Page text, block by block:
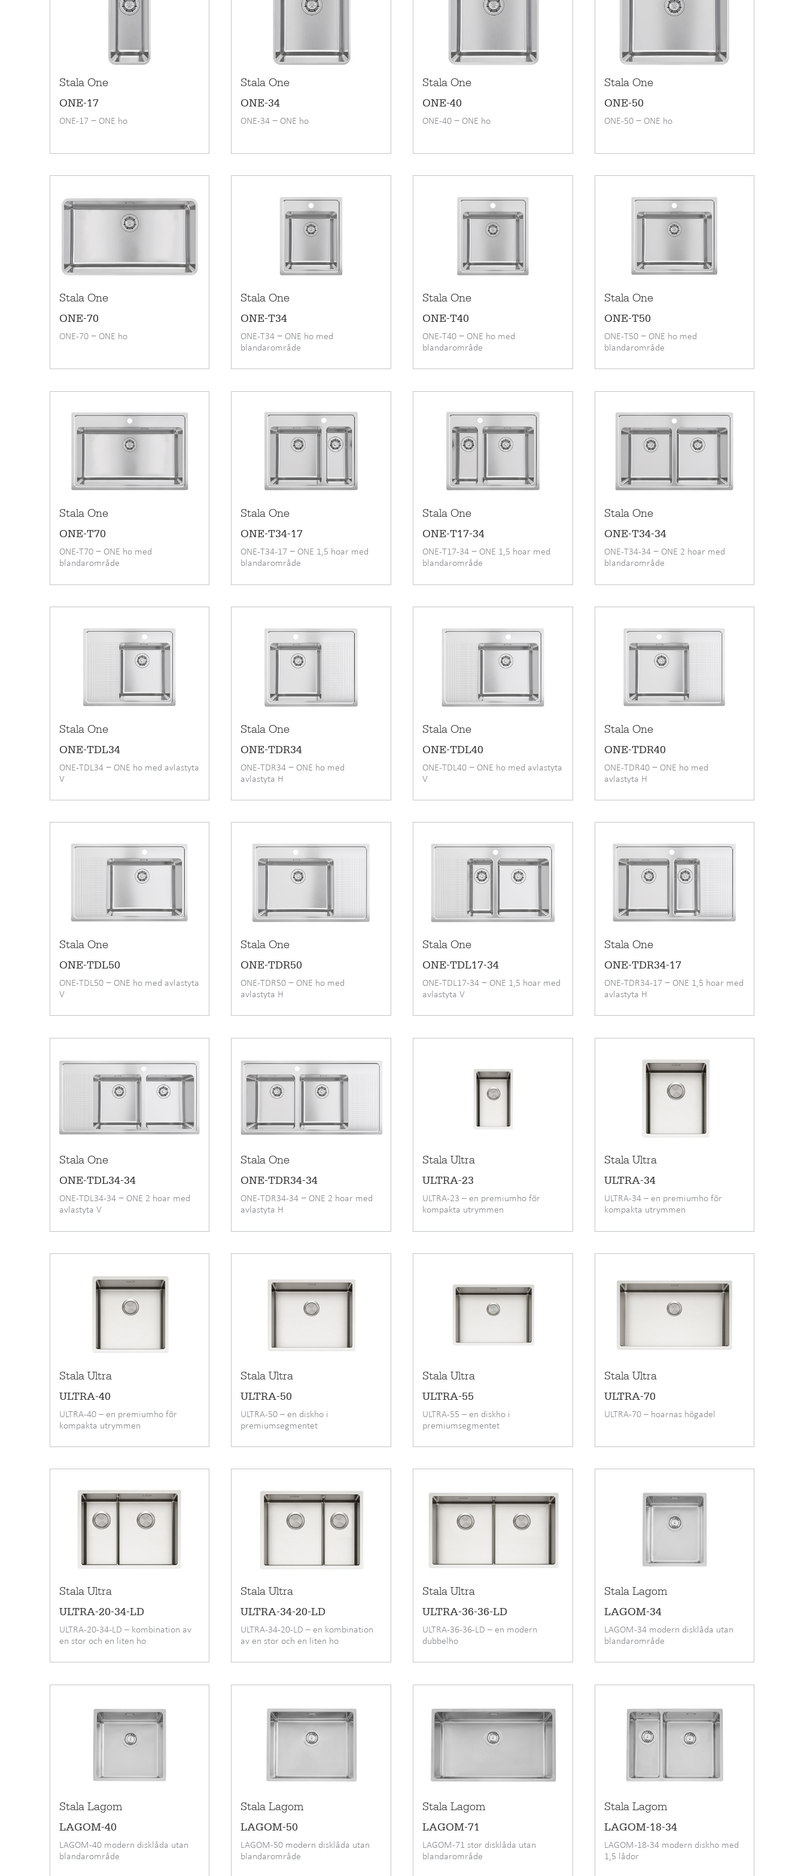
används i produkter
För designers Broschyrer
svar
DESIGNERS
Stala One
ONE-17
ONE-17 − ONE ho
Stala One
ONE-34
ONE-34 − ONE ho
Stala One
ONE-40
ONE-40 − ONE ho
Stala One
ONE-50
ONE-50 − ONE ho
Stala One
ONE-70
ONE-70 − ONE ho
Stala One
ONE-T34
ONE-T34 − ONE ho med
blandarområde
Stala One
ONE-T40
ONE-T40 − ONE ho med
blandarområde
Stala One
ONE-T50
ONE-T50 − ONE ho med
blandarområde
Stala One
ONE-T70
ONE-T70 − ONE ho med
blandarområde
Stala One
ONE-T34-17
ONE-T34-17 − ONE 1,5 hoar med
blandarområde
Stala One
ONE-T17-34
ONE-T17-34 − ONE 1,5 hoar med
blandarområde
Stala One
ONE-T34-34
ONE-T34-34 − ONE 2 hoar med
blandarområde
Stala One
ONE-TDL34
ONE-TDL34 − ONE ho med avlastyta
V
Stala One
ONE-TDR34
ONE-TDR34 − ONE ho med
avlastyta H
Stala One
ONE-TDL40
ONE-TDL40 − ONE ho med avlastyta
V
Stala One
ONE-TDR40
ONE-TDR40 − ONE ho med
avlastyta H
Stala One
ONE-TDL50
ONE-TDL50 − ONE ho med avlastyta
V
Stala One
ONE-TDR50
ONE-TDR50 − ONE ho med
avlastyta H
Stala One
ONE-TDL17-34
ONE-TDL17-34 − ONE 1,5 hoar med
avlastyta V
Stala One
ONE-TDR34-17
ONE-TDR34-17 − ONE 1,5 hoar med
avlastyta H
Stala One
ONE-TDL34-34
ONE-TDL34-34 − ONE 2 hoar med
avlastyta V
Stala One
ONE-TDR34-34
ONE-TDR34-34 − ONE 2 hoar med
avlastyta H
Stala Ultra
ULTRA-23
ULTRA-23 – en premiumho för
kompakta utrymmen
Stala Ultra
ULTRA-34
ULTRA-34 – en premiumho för
kompakta utrymmen
Stala Ultra
ULTRA-40
ULTRA-40 – en premiumho för
kompakta utrymmen
Stala Ultra
ULTRA-50
ULTRA-50 – en diskho i
premiumsegmentet
Stala Ultra
ULTRA-55
ULTRA-55 – en diskho i
premiumsegmentet
Stala Ultra
ULTRA-70
ULTRA-70 – hoarnas högadel
Stala Ultra
ULTRA-20-34-LD
ULTRA-20-34-LD – kombination av
en stor och en liten ho
Stala Ultra
ULTRA-34-20-LD
ULTRA-34-20-LD – en kombination
av en stor och en liten ho
Stala Ultra
ULTRA-36-36-LD
ULTRA-36-36-LD – en modern
dubbelho
Stala Lagom
LAGOM-34
LAGOM-34 modern disklåda utan
blandarområde
Stala Lagom
LAGOM-40
LAGOM-40 modern disklåda utan
blandarområde
Stala Lagom
LAGOM-50
LAGOM-50 modern disklåda utan
blandarområde
Stala Lagom
LAGOM-71
LAGOM-71 stor disklåda utan
blandarområde
Stala Lagom
LAGOM-18-34
LAGOM-18-34 modern diskho med
1,5 lådor